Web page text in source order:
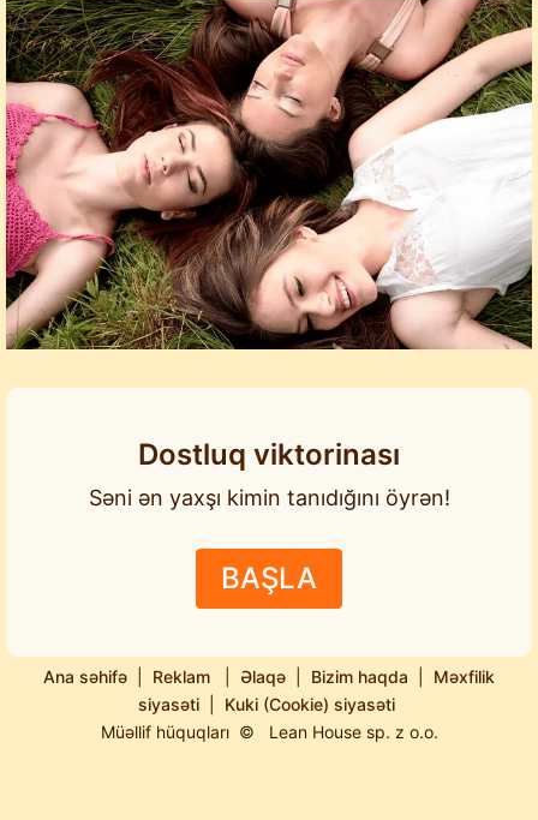
Dostluq viktorinası
Səni ən yaxşı kimin tanıdığını öyrən!
BAŞLA
Ana səhifə Reklam Əlaqə Bizim haqda
Məxfilik
siyasəti
Kuki (Cookie) siyasəti
Müəllif hüquqları ©
Lean House sp. z o.o.